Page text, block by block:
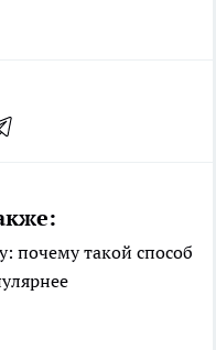
почему такой способ